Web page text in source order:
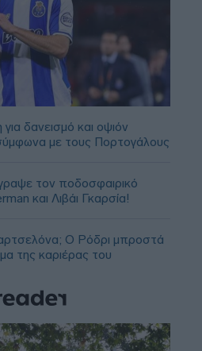
δανεισμό και οψιόν
με τους Πορτογάλους
τον ποδοσφαιρικό
και Λιβάι Γκαρσία!
Ο Ρόδρι μπροστά
της καριέρας του